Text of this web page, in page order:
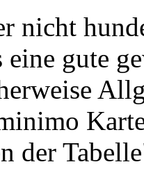
nicht
gute
der